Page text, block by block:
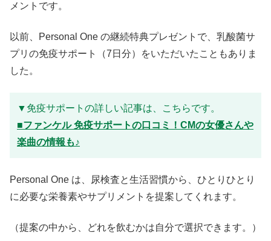
メントです。
以前、Personal One の継続特典プレゼントで、乳酸菌サ
プリの免疫サポート（7日分）をいただいたこともありま
した。
▼免疫サポートの詳しい記事は、こちらです。
■ファンケル 免疫サポートの口コミ！CMの女優さんや
楽曲の情報も♪
Personal One は、尿検査と生活習慣から、ひとりひとり
に必要な栄養素やサプリメントを提案してくれます。
（提案の中から、どれを飲むかは自分で選択できます。）